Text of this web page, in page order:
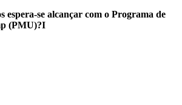
espera-se alcançar com o Programa de
(PMU)?I